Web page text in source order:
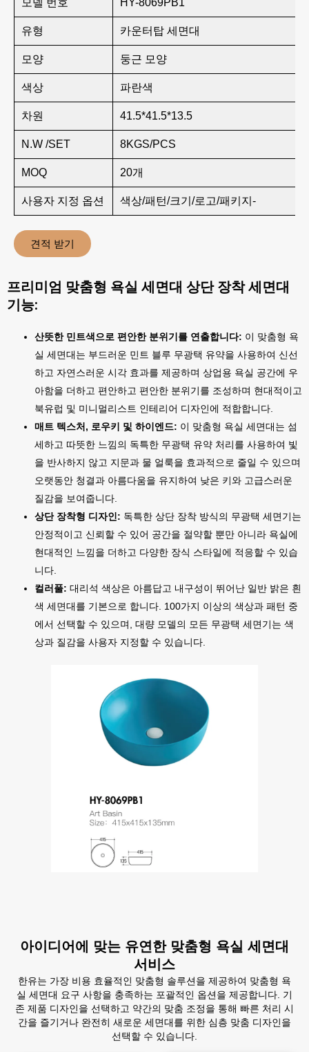
모델 번호 HY-8069PB1
유형 카운터탑 세면대
모양 둥근 모양
색상 파란색
차원 41.5*41.5*13.5
N.W /SET 8KGS/PCS
MOQ 20개
사용자 지정 옵션 색상/패턴/크기/로고/패키지-
견적 받기
프리미엄 맞춤형 욕실 세면대 상단 장착 세면대
기능:
산뜻한 민트색으로 편안한 분위기를 연출합니다: 이 맞춤형 욕
실 세면대는 부드러운 민트 블루 무광택 유약을 사용하여 신선
하고 자연스러운 시각 효과를 제공하며 상업용 욕실 공간에 우
아함을 더하고 편안하고 편안한 분위기를 조성하며 현대적이고
북유럽 및 미니멀리스트 인테리어 디자인에 적합합니다.
매트 텍스처, 로우키 및 하이엔드: 이 맞춤형 욕실 세면대는 섬
세하고 따뜻한 느낌의 독특한 무광택 유약 처리를 사용하여 빛
을 반사하지 않고 지문과 물 얼룩을 효과적으로 줄일 수 있으며
오랫동안 청결과 아름다움을 유지하여 낮은 키와 고급스러운
질감을 보여줍니다.
상단 장착형 디자인: 독특한 상단 장착 방식의 무광택 세면기는
안정적이고 신뢰할 수 있어 공간을 절약할 뿐만 아니라 욕실에
현대적인 느낌을 더하고 다양한 장식 스타일에 적응할 수 있습
니다.
컬러풀: 대리석 색상은 아름답고 내구성이 뛰어난 일반 밝은 흰
색 세면대를 기본으로 합니다. 100가지 이상의 색상과 패턴 중
에서 선택할 수 있으며, 대량 모델의 모든 무광택 세면기는 색
상과 질감을 사용자 지정할 수 있습니다.
아이디어에 맞는 유연한 맞춤형 욕실 세면대
서비스
한유는 가장 비용 효율적인 맞춤형 솔루션을 제공하여 맞춤형 욕
실 세면대 요구 사항을 충족하는 포괄적인 옵션을 제공합니다. 기
존 제품 디자인을 선택하고 약간의 맞춤 조정을 통해 빠른 처리 시
간을 즐기거나 완전히 새로운 세면대를 위한 심층 맞춤 디자인을
선택할 수 있습니다.